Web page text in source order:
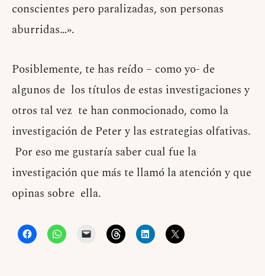
conscientes pero paralizadas, son personas
aburridas…».
Posiblemente, te has reído – como yo- de
algunos de los títulos de estas investigaciones y
otros tal vez te han conmocionado, como la
investigación de Peter y las estrategias olfativas.
Por eso me gustaría saber cual fue la
investigación que más te llamó la atención y que
opinas sobre ella.